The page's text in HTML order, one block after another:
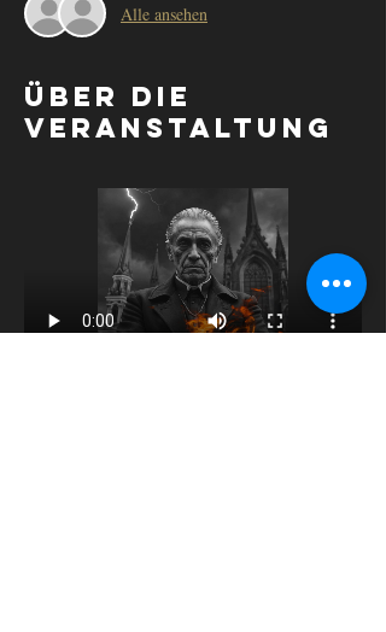
Alle ansehen
Über die
Veranstaltung